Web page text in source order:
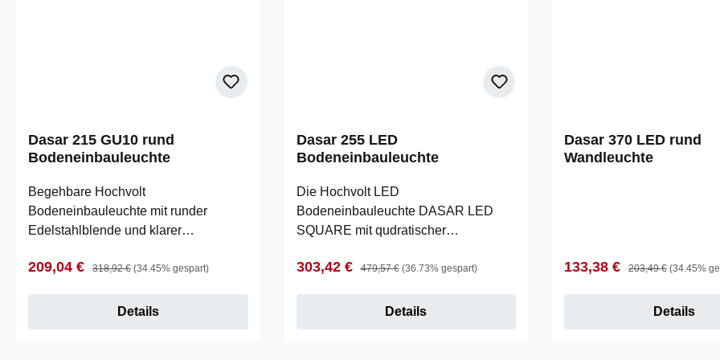
Dasar 215 GU10 rund
Bodeneinbauleuchte
Begehbare Hochvolt
Bodeneinbauleuchte mit runder
Edelstahlblende und klarer
IP67 ist die Leuchte für den
genaue Ausleuchtung zu
Verkaufspreis:
209,04 € Regulärer Preis:
318,92 € (34.45% gespart)
Details
Dasar 255 LED
Bodeneinbauleuchte
Die Hochvolt LED
Bodeneinbauleuchte DASAR LED
SQUARE mit qudratischer
Glasabdeckung ist mit einem
Herstellers Philips ausgestattet. Durch
Verkaufspreis:
303,42 € Regulärer Preis:
479,57 € (36.73% gespart)
Details
Dasar 370 LED rund
Wandleuchte
Verkaufspreis:
133,38 € Regulärer Preis:
203,49 € (34.45%
Details